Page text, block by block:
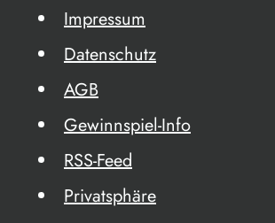
Impressum
Datenschutz
AGB
Gewinnspiel-Info
RSS-Feed
Privatsphäre